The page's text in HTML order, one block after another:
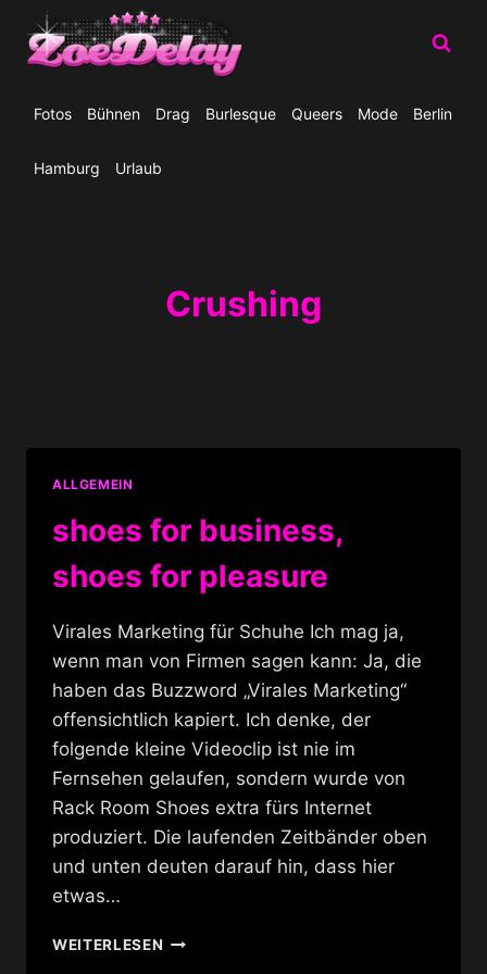
Inhalt
springen
Fotos Bühnen Drag Burlesque Queers Mode Berlin
Hamburg Urlaub
Crushing
ALLGEMEIN
shoes for business,
shoes for pleasure
Virales Marketing für Schuhe Ich mag ja,
wenn man von Firmen sagen kann: Ja, die
haben das Buzzword „Virales Marketing“
offensichtlich kapiert. Ich denke, der
folgende kleine Videoclip ist nie im
Fernsehen gelaufen, sondern wurde von
Rack Room Shoes extra fürs Internet
produziert. Die laufenden Zeitbänder oben
und unten deuten darauf hin, dass hier
etwas…
WEITERLESENSHOES